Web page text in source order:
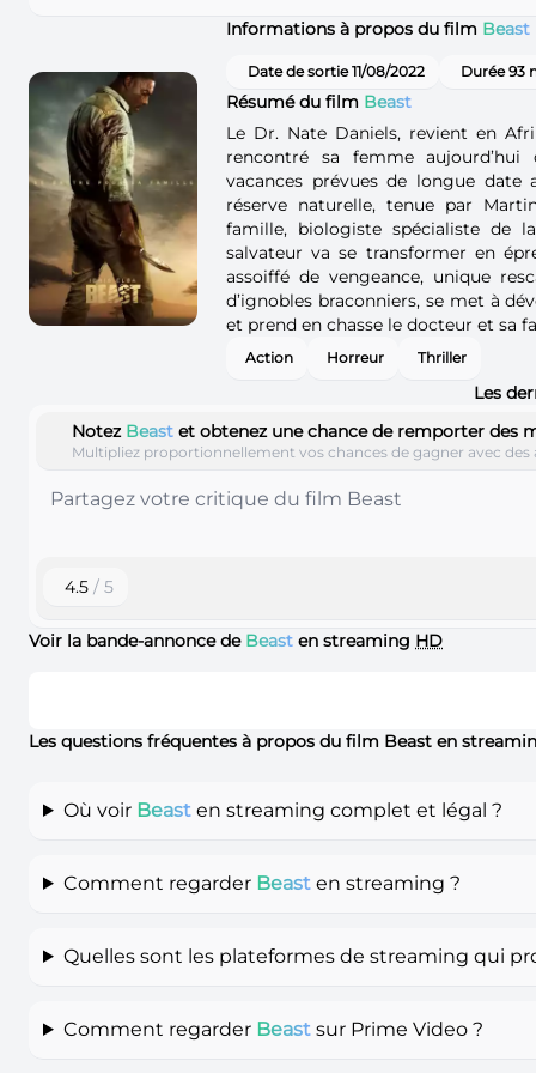
Informations à propos du film Beast
Date de sortie 11/08/2022 Durée 93
Résumé du film Beast
Le Dr. Nate Daniels, revient en
rencontré sa femme
vacances prévues de longue date
réserve naturelle, tenue par
famille, biologiste spécialiste de
salvateur va se transformer en
assoiffé de vengeance, unique
d’ignobles braconniers, se met à
et prend en chasse le docteur et sa
Action Horreur Thriller
Les
Notez Beast et obtenez une chance de remporter des
Multipliez proportionnellement vos chances de gagner avec
4.5 / 5
Voir la bande-annonce de Beast en streaming HD
Les questions fréquentes à propos du film Beast en
Où voir Beasten streaming complet et légal ?
Comment regarder Beasten streaming ?
Quelles sont les plateformes de streaming qui
Comment regarder Beastsur Prime Video ?